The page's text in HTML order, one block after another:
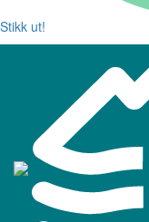
Stikk ut!